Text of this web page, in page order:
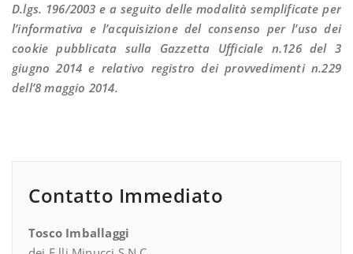
D.lgs. 196/2003 e a seguito delle modalità semplificate per
l’informativa e l’acquisizione del consenso per l’uso dei
cookie pubblicata sulla Gazzetta Ufficiale n.126 del 3
giugno 2014 e relativo registro dei provvedimenti n.229
dell’8 maggio 2014.
Contatto Immediato
Tosco Imballaggi